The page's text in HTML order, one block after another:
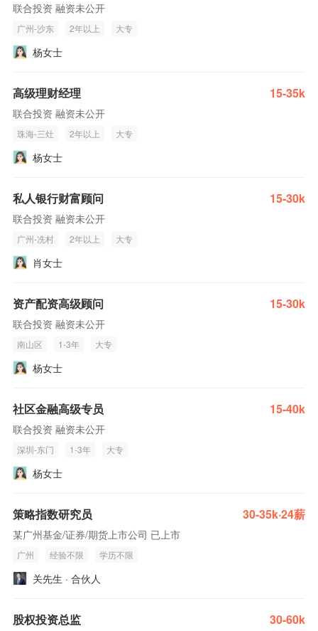
联合投资 融资未公开
广州-沙东 2年以上 大专
杨女士
高级理财经理 15-35k
联合投资 融资未公开
珠海-三灶 2年以上 大专
杨女士
私人银行财富顾问 15-30k
联合投资 融资未公开
广州-冼村 2年以上 大专
肖女士
资产配资高级顾问 15-30k
联合投资 融资未公开
南山区 1-3年 大专
杨女士
社区金融高级专员 15-40k
联合投资 融资未公开
深圳-东门 1-3年 大专
杨女士
策略指数研究员 30-35k·24薪
某广州基金/证券/期货上市公司 已上市
广州 经验不限 学历不限
关先生 · 合伙人
股权投资总监 30-60k